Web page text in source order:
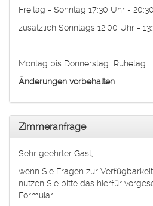
Freitag - Sonntag 17:30 Uhr -
zusätzlich Sonntags 12:00 Uhr -
Montag bis Donnerstag Ruhetag
Änderungen vorbehalten
Zimmeranfrage
Sehr geehrter Gast,
wenn Sie Fragen zur
nutzen Sie bitte das hierfür
Formular.